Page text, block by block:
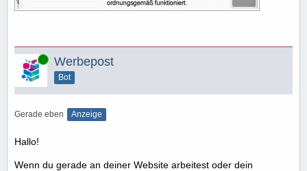
Online Werbepost
Bot
Gerade eben Anzeige
Hallo!
Wenn du gerade an deiner Website arbeitest oder dein